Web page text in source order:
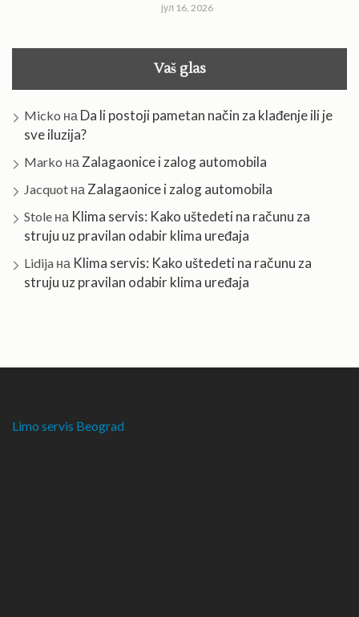
јул 16, 2026
Vaš glas
Micko на Da li postoji pametan način za klađenje ili je
sve iluzija?
Marko на Zalagaonice i zalog automobila
Jacquot на Zalagaonice i zalog automobila
Stole на Klima servis: Kako uštedeti na računu za
struju uz pravilan odabir klima uređaja
Lidija на Klima servis: Kako uštedeti na računu za
struju uz pravilan odabir klima uređaja
Limo servis Beograd